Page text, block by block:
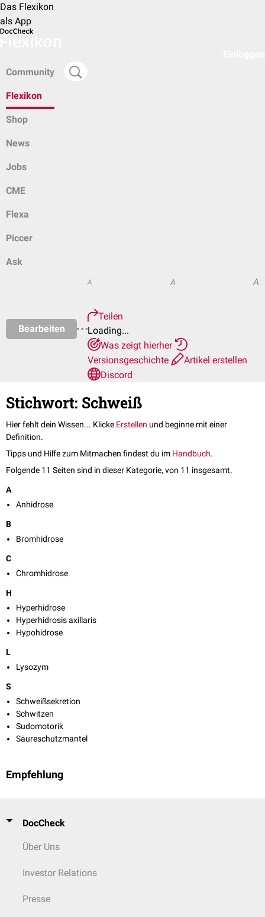
Das Flexikon
als App
Community
Flexikon
Shop
News
Jobs
CME
Flexa
Piccer
Ask
Bearbeiten
A A A
Teilen
Loading...
Was zeigt hierher
Versionsgeschichte
Artikel erstellen
Discord
Stichwort: Schweiß
Hier fehlt dein Wissen... Klicke Erstellen und beginne mit einer
Definition.
Tipps und Hilfe zum Mitmachen findest du im Handbuch.
Folgende 11 Seiten sind in dieser Kategorie, von 11 insgesamt.
A
Anhidrose
B
Bromhidrose
C
Chromhidrose
H
Hyperhidrose
Hyperhidrosis axillaris
Hypohidrose
L
Lysozym
S
Schweißsekretion
Schwitzen
Sudomotorik
Säureschutzmantel
Empfehlung
DocCheck
Über Uns
Investor Relations
Presse